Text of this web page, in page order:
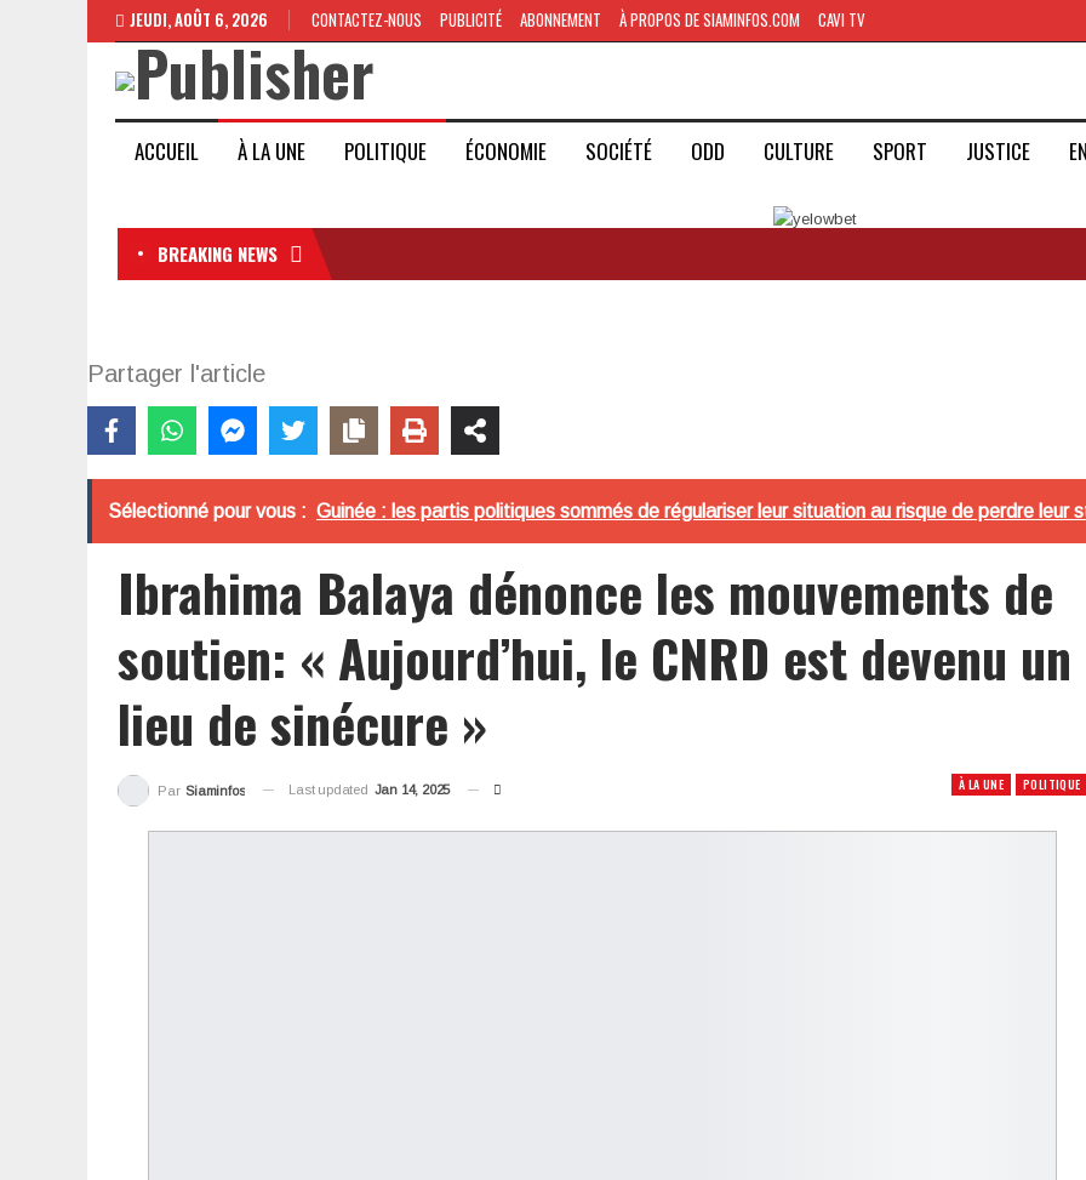
JEUDI, AOÛT 6, 2026 CONTACTEZ-NOUS PUBLICITÉ ABONNEMENT À PROPOS DE SIAMINFOS.COM CAVI TV
ACCUEIL À LA UNE POLITIQUE ÉCONOMIE SOCIÉTÉ ODD CULTURE SPORT JUSTICE
BREAKING NEWS
Partager l'article
Sélectionné pour vous : Guinée : les partis politiques sommés de régulariser leur situation au risque de perdre leur
Ibrahima Balaya dénonce les mouvements de
soutien: « Aujourd’hui, le CNRD est devenu un
lieu de sinécure »
À LA UNE POLITIQUE
Par Siaminfos Last updated Jan 14, 2025